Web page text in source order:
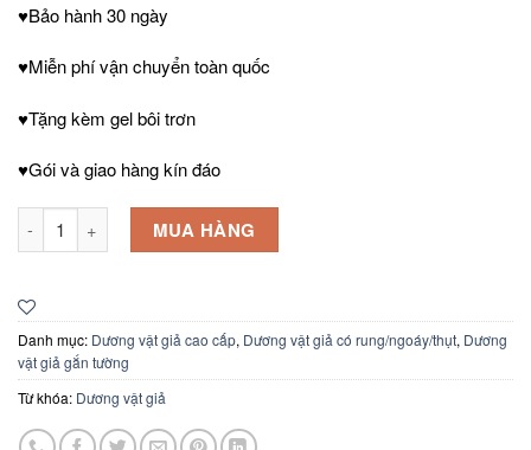
♥Bảo hành 30 ngày
♥Miễn phí vận chuyển toàn quốc
♥Tặng kèm gel bôi trơn
♥Gói và giao hàng kín đáo
Dương vật giả gắn tường cao cấp Omysky rung thụt (điều khiển
MUA HÀNG
Danh mục: Dương vật giả cao cấp, Dương vật giả có rung/ngoáy/thụt, Dương
vật giả gắn tường
Từ khóa: Dương vật giả